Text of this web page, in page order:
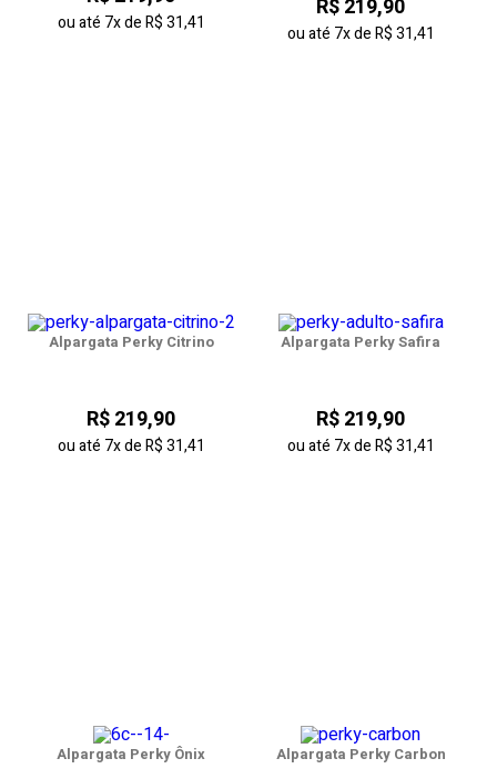
ou até 7xdeR$ 31,41
R$ 219,90
ou até 7xdeR$ 31,41
Alpargata Perky Citrino
R$ 219,90
ou até 7xdeR$ 31,41
Alpargata Perky Safira
R$ 219,90
ou até 7xdeR$ 31,41
Alpargata Perky Ônix Alpargata Perky Carbon